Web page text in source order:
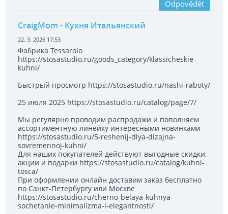
Odpovědět
CraigMom - Кухня Итальянский
22. 3. 2026 17:53
Фабрика Tessarolo
https://stosastudio.ru/goods_category/klassicheskie-
kuhni/
Быстрый просмотр https://stosastudio.ru/nashi-raboty/
25 июля 2025 https://stosastudio.ru/catalog/page/7/
Мы регулярно проводим распродажи и пополняем
ассортиментную линейку интересными новинками
https://stosastudio.ru/5-reshenij-dlya-dizajna-
sovremennoj-kuhni/
Для наших покупателей действуют выгодные скидки,
акции и подарки https://stosastudio.ru/catalog/kuhni-
tosca/
При оформлении онлайн доставим заказ бесплатно
по Санкт-Петербургу или Москве
https://stosastudio.ru/cherno-belaya-kuhnya-
sochetanie-minimalizma-i-elegantnosti/